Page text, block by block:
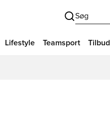
Søg
Lifestyle Teamsport Tilbud